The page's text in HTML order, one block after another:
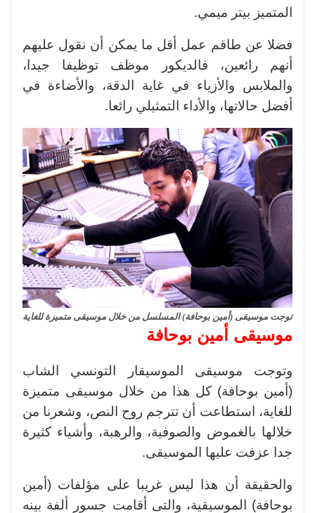
المتميز بيتر ميمي.
فضلا عن طاقم عمل أقل ما يمكن أن نقول عليهم
أنهم رائعين، فالديكور موظف توظيفا جيدا،
والملابس والأزياء في غاية الدقة، والأضاءة في
أفضل حالاتها، والأداء التمثيلي رائعا.
توجت موسيقى (أمين بوحافة) المسلسل من خلال موسيقى متميزة للغاية
موسيقى أمين بوحافة
وتوجت موسيقى الموسيقار التونسي الشاب
(أمين بوحافة) كل هذا من خلال موسيقى متميزة
للغاية، استطاعت أن تترجم روح النص، وشعرنا من
خلالها بالغموض والصوفية، والرهبة، وأشياء كثيرة
جدا عزفت عليها الموسيقى.
والحقيقة أن هذا ليس غريبا على مؤلفات (أمين
بوحافة) الموسيقية، والتى أقامت جسور ألفة بينه